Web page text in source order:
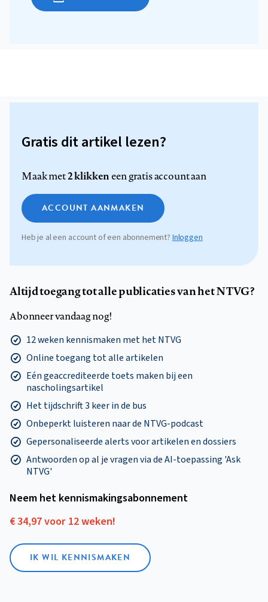
Gratis dit artikel lezen?
Maak met2 klikkeneen gratis account aan
ACCOUNT AANMAKEN
Heb je al een account of een abonnement? Inloggen
Altijd toegang tot alle publicaties van het NTVG?
Abonneer vandaag nog!
12 weken kennismaken met het NTVG
Online toegang tot alle artikelen
Eén geaccrediteerde toets maken bij een
nascholingsartikel
Het tijdschrift 3 keer in de bus
Onbeperkt luisteren naar de NTVG-podcast
Gepersonaliseerde alerts voor artikelen en dossiers
Antwoorden op al je vragen via de AI-toepassing 'Ask
NTVG'
Neem het kennismakings­abonnement
€ 34,97 voor 12 weken!
IK WIL KENNISMAKEN